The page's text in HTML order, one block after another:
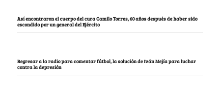
Así encontraron el cuerpo del cura Camilo Torres, 60 años después de haber sido
escondido por un general del Ejército
Regresar a la radio para comentar fútbol, la solución de Iván Mejía para luchar
contra la depresión